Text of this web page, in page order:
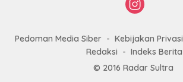
Pedoman Media Siber Kebijakan Privasi
Redaksi
Indeks Berita
© 2016 Radar Sultra